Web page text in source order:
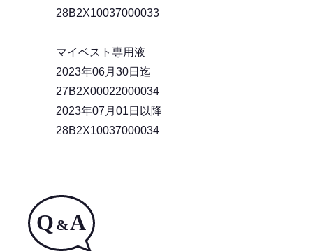
28B2X10037000033
マイベスト専用液
2023年06月30日迄
27B2X00022000034
2023年07月01日以降
28B2X10037000034